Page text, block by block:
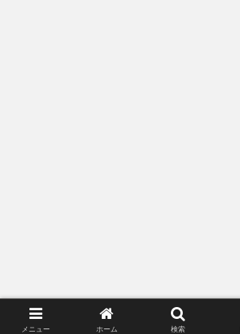
メニュー ホーム 検索